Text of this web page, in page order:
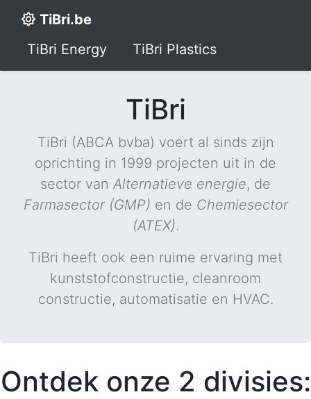
TiBri.be
TiBri Energy
TiBri Plastics
TiBri
TiBri (ABCA bvba) voert al sinds zijn
oprichting in 1999 projecten uit in de
sector van Alternatieve energie, de
Farmasector (GMP) en de Chemiesector
(ATEX).
TiBri heeft ook een ruime ervaring met
kunststofconstructie, cleanroom
constructie, automatisatie en HVAC.
Ontdek onze 2 divisies: